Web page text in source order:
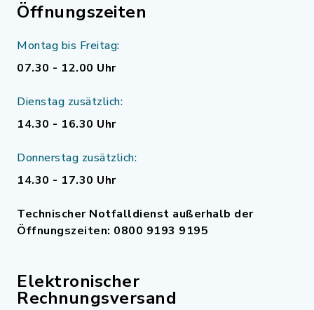
Öffnungszeiten
Montag bis Freitag:
07.30 - 12.00 Uhr
Dienstag zusätzlich:
14.30 - 16.30 Uhr
Donnerstag zusätzlich:
14.30 - 17.30 Uhr
Technischer Notfalldienst außerhalb der
Öffnungszeiten: 0800 9193 9195
Elektronischer
Rechnungsversand